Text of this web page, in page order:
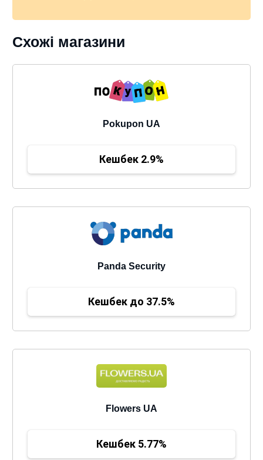
Схожі магазини
Pokupon UA
Кешбек 2.9%
Panda Security
Кешбек до 37.5%
Flowers UA
Кешбек 5.77%